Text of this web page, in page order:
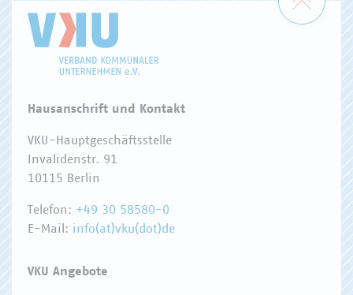
Hausanschrift und Kontakt
VKU-Hauptgeschäftsstelle
Invalidenstr. 91
10115 Berlin
Telefon: +49 30 58580-0
E-Mail: info(at)vku(dot)de
VKU Angebote